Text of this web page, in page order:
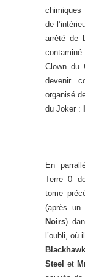
chimiques
de
arrêté de
contaminé
Clown du
devenir
organisé
du Joker :
En
Terre 0
tome
(après un
Noirs)
l’oubli, où
Steel et